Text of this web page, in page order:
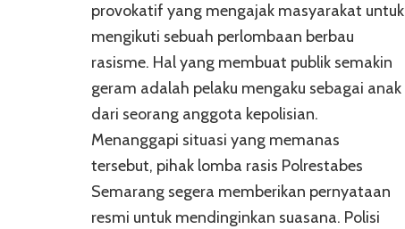
provokatif yang mengajak masyarakat untuk
mengikuti sebuah perlombaan berbau
rasisme. Hal yang membuat publik semakin
geram adalah pelaku mengaku sebagai anak
dari seorang anggota kepolisian.
Menanggapi situasi yang memanas
tersebut, pihak lomba rasis Polrestabes
Semarang segera memberikan pernyataan
resmi untuk mendinginkan suasana. Polisi